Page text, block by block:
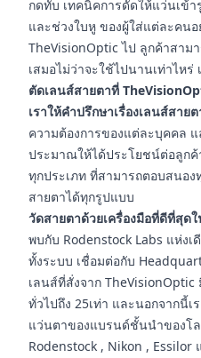
กดทับ เทคนิคการดัดให้แว่นเข้
และช่วงใบหู ของผู้ใส่แต่ละคน
TheVisionOptic ไป ลูกค้าสาม
เสมอไม่ว่าจะใช้ไปนานเท่าไหร่
ตัดเลนส์สายตาที่
เราให้คำปรึกษาเรื่องเลนส์สายต
ความต้องการของแต่ละบุคคล
ประมาณให้ได้ประโยชน์ต่อลูก
ทุกประเภท ที่สามารถตอบสนอง
สายตาได้ทุกรูปแบบ
วัดสายตาด้วยเครื่องมือที่ดีที่สุด
พบกับ Rodenstock Labs แห่งเ
ทั้งระบบ เชื่อมต่อกับ
เลนส์ที่สั่งจาก TheVisionOptic
ทั่วไปถึง 25เท่า และนอกจากนี้
แว่นตาของแบรนด์ชั้นนำของโล
Rodenstock , Nikon , Essilor